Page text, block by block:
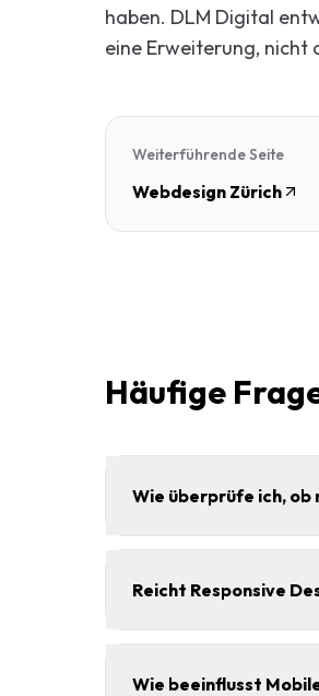
haben. DLM Digital
eine Erweiterung, nicht
Weiterführende Seite
Webdesign Zürich
Häufige
Wie überprüfe ich,
Reicht Responsive
Wie beeinflusst